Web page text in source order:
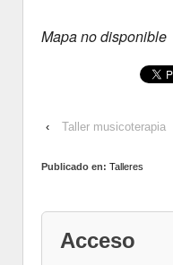
Mapa no disponible
‹ Taller musicoterapia
Publicado en: Talleres
Acceso